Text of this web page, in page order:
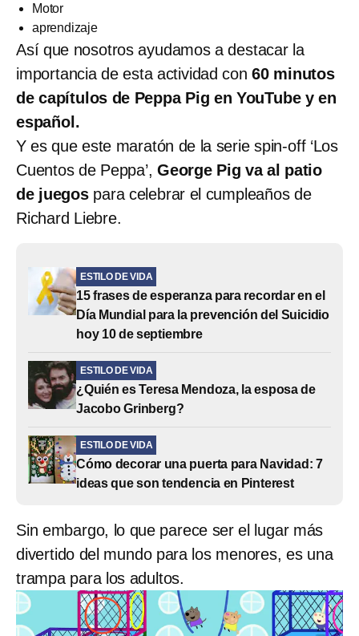
Motor
aprendizaje
Así que nosotros ayudamos a destacar la
importancia de esta actividad con60 minutos
de capítulos de Peppa Pig en YouTube y en
español.
Y es que este maratón de la serie spin-off ‘Los
Cuentos de Peppa’,George Pig va al patio
de juegospara celebrar el cumpleaños de
Richard Liebre.
ESTILO DE VIDA
15 frases de esperanza para recordar en el
Día Mundial para la prevención del Suicidio
hoy 10 de septiembre
ESTILO DE VIDA
¿Quién es Teresa Mendoza, la esposa de
Jacobo Grinberg?
ESTILO DE VIDA
Cómo decorar una puerta para Navidad: 7
ideas que son tendencia en Pinterest
Sin embargo, lo que parece ser el lugar más
divertido del mundo para los menores, es una
trampa para los adultos.